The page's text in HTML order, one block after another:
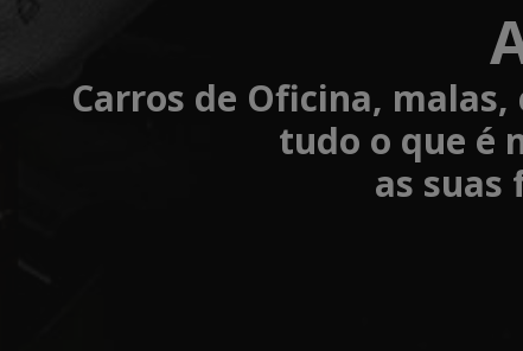
Carros de Oficina,
tudo o que é
as